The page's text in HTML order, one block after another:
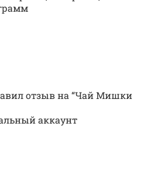
отзыв на “Чай Мишки
аккаунт